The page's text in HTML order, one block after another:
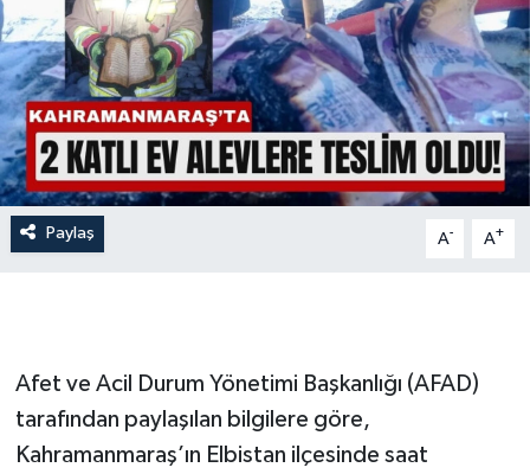
Paylaş A- A+
Afet ve Acil Durum Yönetimi Başkanlığı (AFAD)
tarafından paylaşılan bilgilere göre,
Kahramanmaraş’ın Elbistan ilçesinde saat
İLÇE HABERLERİ
KÜLTÜR-SANAT
KSÜ
DÜNYA
KADIN-AİLE